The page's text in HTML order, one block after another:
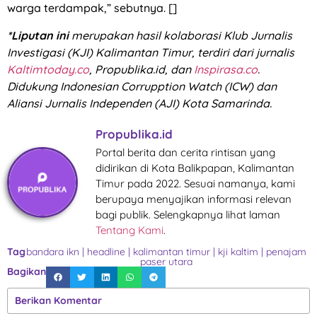
warga terdampak,” sebutnya. []
*Liputan inimerupakan hasil kolaborasi Klub Jurnalis
Investigasi (KJI) Kalimantan Timur, terdiri dari jurnalis
Kaltimtoday.co, Propublika.id, dan Inspirasa.co.
Didukung Indonesian Corrupption Watch (ICW) dan
Aliansi Jurnalis Independen (AJI) Kota Samarinda.
Propublika.id
Portal berita dan cerita rintisan yang
didirikan di Kota Balikpapan, Kalimantan
Timur pada 2022. Sesuai namanya, kami
berupaya menyajikan informasi relevan
bagi publik. Selengkapnya lihat laman
Tentang Kami.
Tagbandara ikn | headline | kalimantan timur | kji kaltim | penajam
paser utara
Bagikan
Berikan Komentar